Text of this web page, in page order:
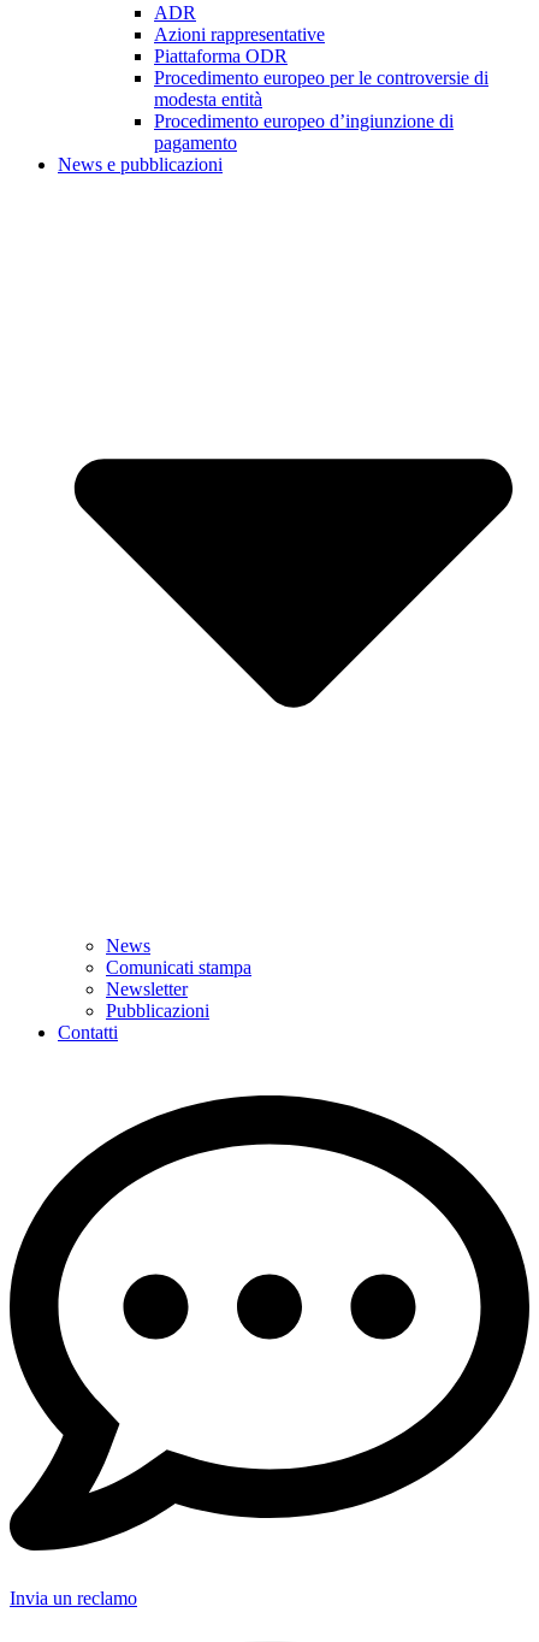
ADR
Azioni rappresentative
Piattaforma ODR
Procedimento europeo per le controversie di
modesta entità
Procedimento europeo d’ingiunzione di
pagamento
News e pubblicazioni
News
Comunicati stampa
Newsletter
Pubblicazioni
Contatti
Invia un reclamo